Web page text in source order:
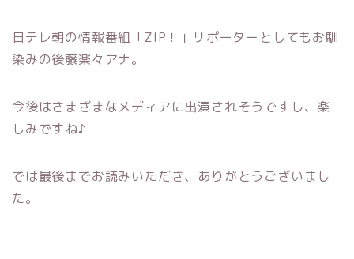
日テレ朝の情報番組「ZIP！」リポーターとしてもお馴
染みの後藤楽々アナ。
今後はさまざまなメディアに出演されそうですし、楽
しみですね♪
では最後までお読みいただき、ありがとうございまし
た。